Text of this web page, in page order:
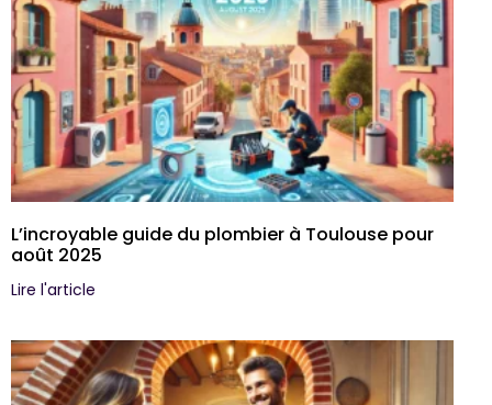
L’incroyable guide du plombier à Toulouse pour
août 2025
Lire l'article